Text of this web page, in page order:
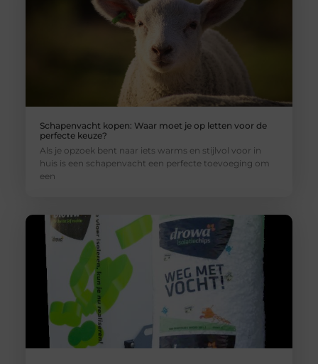
Schapenvacht kopen: Waar moet je op letten voor de
perfecte keuze?
Als je opzoek bent naar iets warms en stijlvol voor in
huis is een schapenvacht een perfecte toevoeging om
een